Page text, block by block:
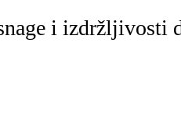
i izdržljivosti